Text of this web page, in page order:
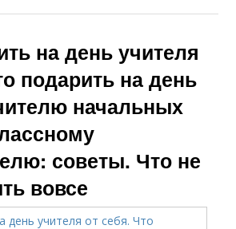
на день учителя
подарить на день
начальных
советы. Что не
вовсе